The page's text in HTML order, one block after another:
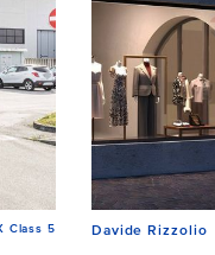
Class 5 Davide Rizzolio